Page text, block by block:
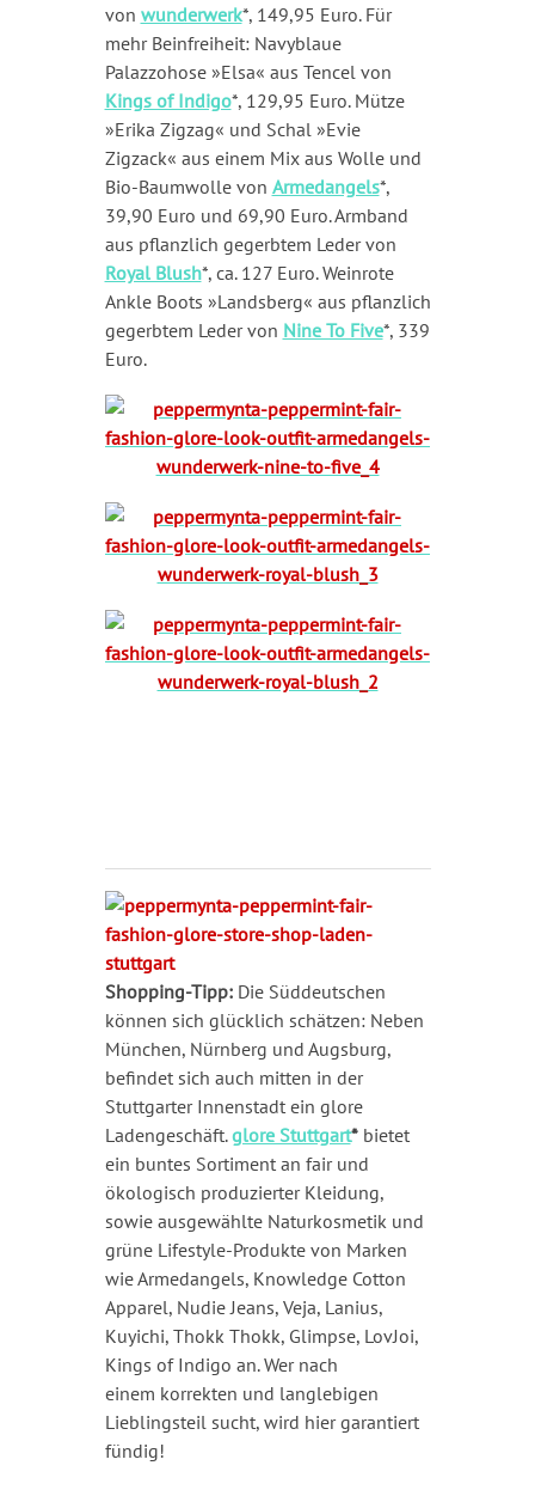
von wunderwerk*, 149,95 Euro. Für
mehr Beinfreiheit: Navyblaue
Palazzohose »Elsa« aus Tencel von
Kings of Indigo*, 129,95 Euro. Mütze
»Erika Zigzag« und Schal »Evie
Zigzack« aus einem Mix aus Wolle und
Bio-Baumwolle von Armedangels*,
39,90 Euro und 69,90 Euro. Armband
aus pflanzlich gegerbtem Leder von
Royal Blush*, ca. 127 Euro. Weinrote
Ankle Boots »Landsberg« aus pflanzlich
gegerbtem Leder von Nine To Five*, 339
Euro.
Shopping-Tipp:Die Süddeutschen
können sich glücklich schätzen: Neben
München, Nürnberg und Augsburg,
befindet sich auch mitten in der
Stuttgarter Innenstadt ein glore
Ladengeschäft.glore Stuttgart*bietet
ein buntes Sortiment an fair und
ökologisch produzierter Kleidung,
sowie ausgewählte Naturkosmetik und
grüne Lifestyle-Produkte von Marken
wie Armedangels, Knowledge Cotton
Apparel, Nudie Jeans, Veja, Lanius,
Kuyichi, Thokk Thokk, Glimpse, LovJoi,
Kings of Indigo an. Wer nach
einem korrekten und langlebigen
Lieblingsteil sucht, wird hier garantiert
fündig!